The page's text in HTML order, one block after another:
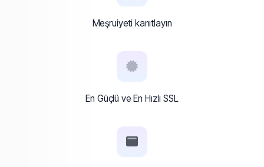
Meşruiyeti kanıtlayın
En Güçlü ve En Hızlı SSL